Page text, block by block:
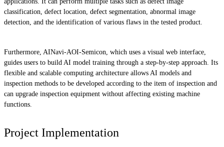
classification, defect location, defect segmentation, abnormal image
detection, and the identification of various flaws in the tested product.
Furthermore, AINavi-AOI-Semicon, which uses a visual web interface,
guides users to build AI model training through a step-by-step approach. Its
flexible and scalable computing architecture allows AI models and
inspection methods to be developed according to the item of inspection and
can upgrade inspection equipment without affecting existing machine
functions.
Project Implementation